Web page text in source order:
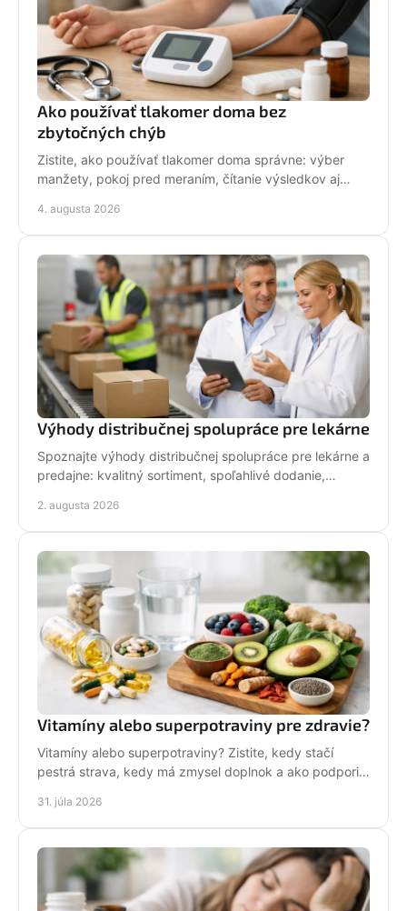
Ako používať tlakomer doma bez
zbytočných chýb
Zistite, ako používať tlakomer doma správne: výber
manžety, pokoj pred meraním, čítanie výsledkov aj
4. augusta 2026
Výhody distribučnej spolupráce pre lekárne
Spoznajte výhody distribučnej spolupráce pre lekárne a
predajne: kvalitný sortiment, spoľahlivé dodanie,
2. augusta 2026
Vitamíny alebo superpotraviny pre zdravie?
Vitamíny alebo superpotraviny? Zistite, kedy stačí
pestrá strava, kedy má zmysel doplnok a ako podporiť
31. júla 2026